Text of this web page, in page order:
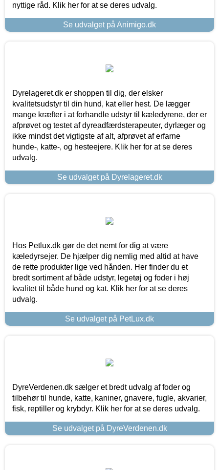
nyttige råd. Klik her for at se deres udvalg.
Se udvalget på Animigo.dk
Dyrelageret.dk er shoppen til dig, der elsker
kvalitetsudstyr til din hund, kat eller hest. De lægger
mange kræfter i at forhandle udstyr til kæledyrene, der er
afprøvet og testet af dyreadfærdsterapeuter, dyrlæger og
ikke mindst det vigtigste af alt, afprøvet af erfarne
hunde-, katte-, og hesteejere. Klik her for at se deres
udvalg.
Se udvalget på Dyrelageret.dk
Hos Petlux.dk gør de det nemt for dig at være
kæledyrsejer. De hjælper dig nemlig med altid at have
de rette produkter lige ved hånden. Her finder du et
bredt sortiment af både udstyr, legetøj og foder i høj
kvalitet til både hund og kat. Klik her for at se deres
udvalg.
Se udvalget på PetLux.dk
DyreVerdenen.dk sælger et bredt udvalg af foder og
tilbehør til hunde, katte, kaniner, gnavere, fugle, akvarier,
fisk, reptiller og krybdyr. Klik her for at se deres udvalg.
Se udvalget på DyreVerdenen.dk